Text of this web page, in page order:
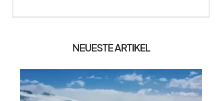
NEUESTE ARTIKEL